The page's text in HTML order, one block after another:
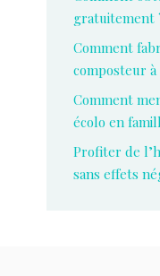
gratuitement
Comment
composteur
Comment
écolo en
Profiter de
sans effets